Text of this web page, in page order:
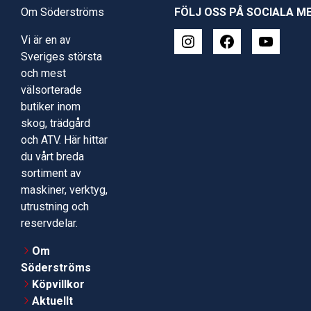
Om Söderströms
Vi är en av
Sveriges största
och mest
välsorterade
butiker inom
skog, trädgård
och ATV. Här hittar
du vårt breda
sortiment av
maskiner, verktyg,
utrustning och
reservdelar.
Om
Söderströms
Köpvillkor
Aktuellt
FÖLJ OSS PÅ SOCIALA